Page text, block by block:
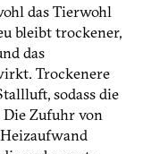
das Tierwohl
bleibt trockener,
das
Trockenere
sodass die
Zufuhr von